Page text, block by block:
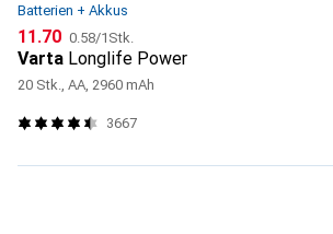
Batterien + Akkus
CHF
11.70 CHF
0.58/1Stk.
Varta Longlife Power
20 Stk., AA, 2960 mAh
3667